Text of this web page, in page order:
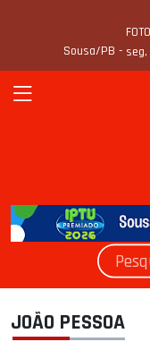
Sousa/PB -
JOÃO PESSOA